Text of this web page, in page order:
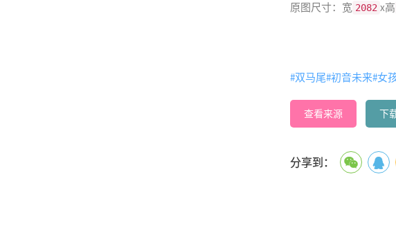
原图尺寸：宽 2082 x高
#双马尾#初音未来#女
查看来源 下
分享到：